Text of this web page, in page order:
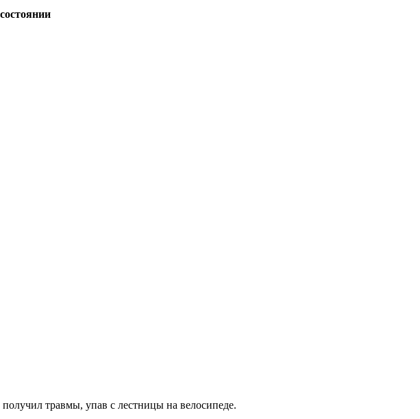
травмы, упав с лестницы на велосипеде.